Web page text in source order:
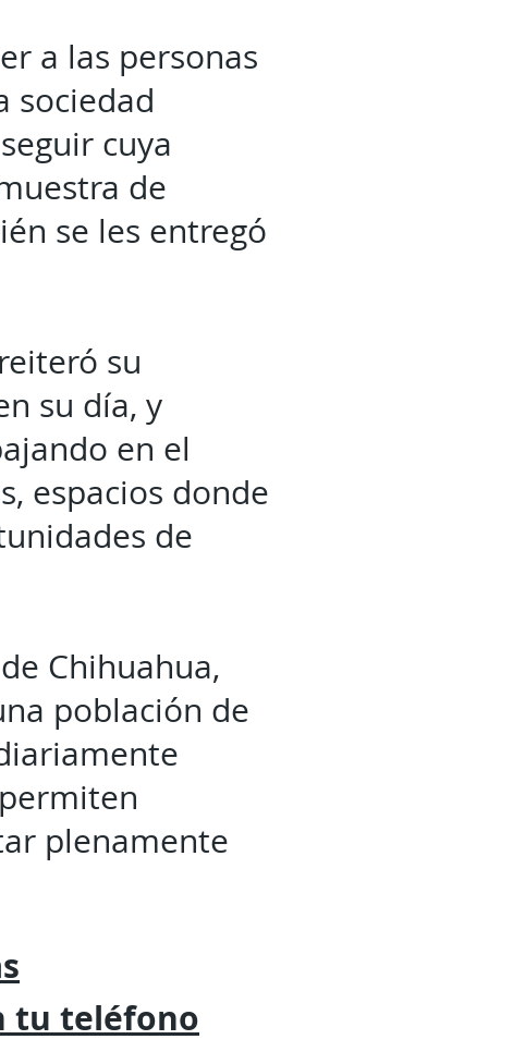
a las personas
sociedad
cuya
de
se les entregó
su
su día, y
en el
espacios donde
de
Chihuahua,
población de
plenamente
tu teléfono